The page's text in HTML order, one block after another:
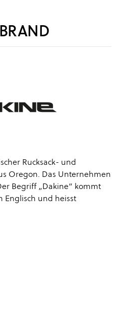
Rucksack- und
Oregon. Das Unternehmen
Begriff „Dakine“ kommt
Englisch und heisst